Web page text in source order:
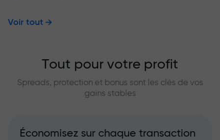
Voir tout
Tout pour votre profit
Spreads, protection et bonus sont les clés de vos
gains stables
Économisez sur chaque transaction